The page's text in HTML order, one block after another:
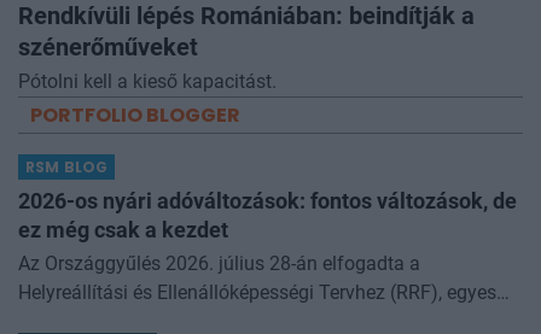
Rendkívüli lépés Romániában: beindítják a
szénerőműveket
Pótolni kell a kieső kapacitást.
PORTFOLIO BLOGGER
RSM BLOG
2026-os nyári adóváltozások: fontos változások, de
ez még csak a kezdet
Az Országgyűlés 2026. július 28-án elfogadta a
Helyreállítási és Ellenállóképességi Tervhez (RRF), egyes